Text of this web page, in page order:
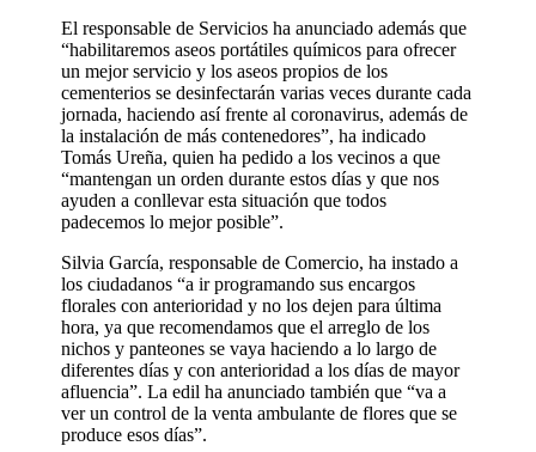
El responsable de Servicios ha anunciado además que
“habilitaremos aseos portátiles químicos para ofrecer
un mejor servicio y los aseos propios de los
cementerios se desinfectarán varias veces durante cada
jornada, haciendo así frente al coronavirus, además de
la instalación de más contenedores”, ha indicado
Tomás Ureña, quien ha pedido a los vecinos a que
“mantengan un orden durante estos días y que nos
ayuden a conllevar esta situación que todos
padecemos lo mejor posible”.
Silvia García, responsable de Comercio, ha instado a
los ciudadanos “a ir programando sus encargos
florales con anterioridad y no los dejen para última
hora, ya que recomendamos que el arreglo de los
nichos y panteones se vaya haciendo a lo largo de
diferentes días y con anterioridad a los días de mayor
afluencia”. La edil ha anunciado también que “va a
ver un control de la venta ambulante de flores que se
produce esos días”.